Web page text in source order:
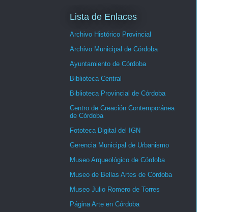
Lista de Enlaces
Archivo Histórico Provincial
Archivo Municipal de Córdoba
Ayuntamiento de Córdoba
Biblioteca Central
Biblioteca Provincial de Córdoba
Centro de Creación Contemporánea
de Córdoba
Fototeca Digital del IGN
Gerencia Municipal de Urbanismo
Museo Arqueológico de Córdoba
Museo de Bellas Artes de Córdoba
Museo Julio Romero de Torres
Página Arte en Córdoba